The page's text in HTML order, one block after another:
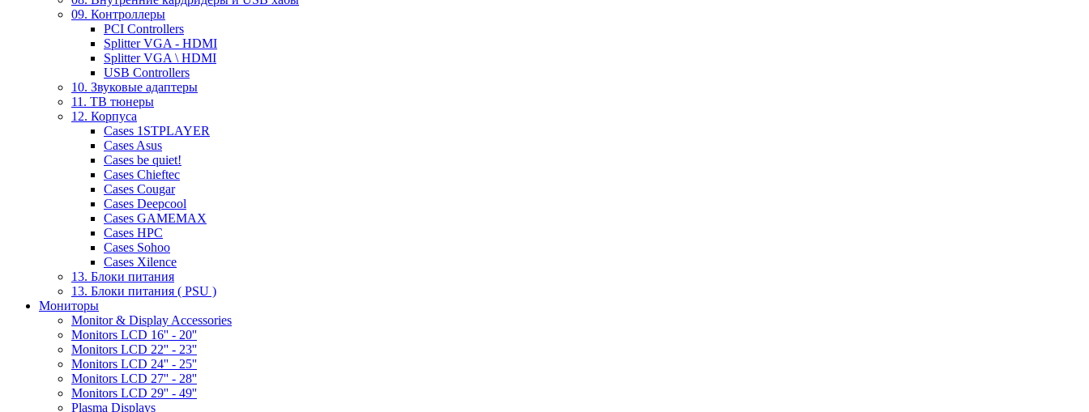
09. Контроллеры
PCI Controllers
Splitter VGA - HDMI
Splitter VGA \ HDMI
USB Controllers
10. Звуковые адаптеры
11. ТВ тюнеры
12. Корпуса
Cases 1STPLAYER
Cases Asus
Cases be quiet!
Cases Chieftec
Cases Cougar
Cases Deepcool
Cases GAMEMAX
Cases HPC
Cases Sohoo
Cases Xilence
13. Блоки питания
13. Блоки питания ( PSU )
Мониторы
Monitor & Display Accessories
Monitors LCD 16'' - 20''
Monitors LCD 22'' - 23''
Monitors LCD 24'' - 25''
Monitors LCD 27'' - 28''
Monitors LCD 29'' - 49''
Plasma Displays